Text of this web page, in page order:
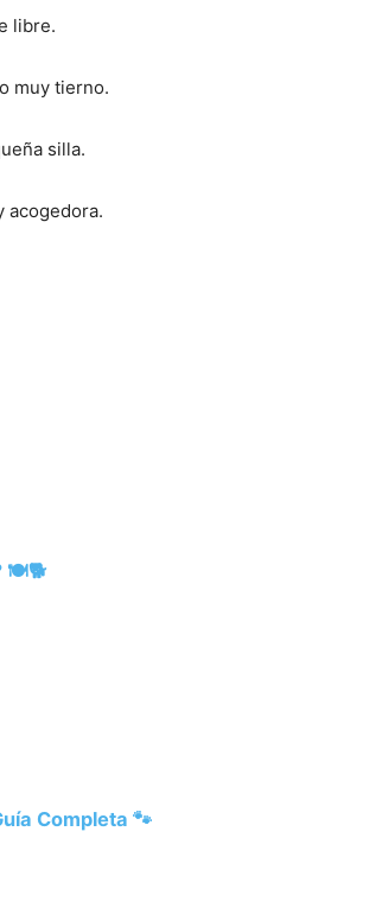
libre.
muy tierno.
silla.
acogedora.
🍽️🐕
Completa 🐾